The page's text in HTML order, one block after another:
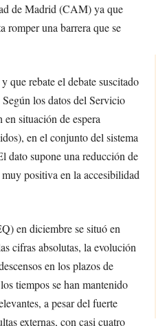
de Madrid (CAM) ya que
romper una barrera que se
que rebate el debate suscitado
los datos del Servicio
situación de espera
en el conjunto del sistema
dato supone una reducción de
positiva en la accesibilidad
en diciembre se situó en
cifras absolutas, la evolución
en los plazos de
tiempos se han mantenido
a pesar del fuerte
externas, con casi cuatro